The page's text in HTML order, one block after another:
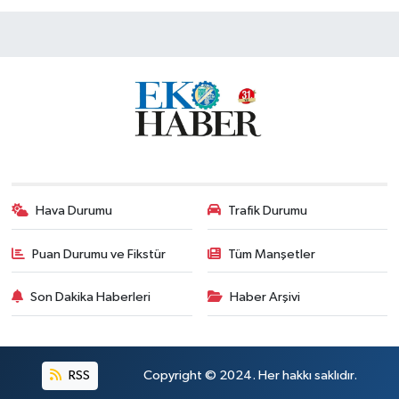
Hava Durumu Trafik Durumu
Puan Durumu ve Fikstür Tüm Manşetler
Son Dakika Haberleri Haber Arşivi
RSS Copyright © 2024. Her hakkı saklıdır.